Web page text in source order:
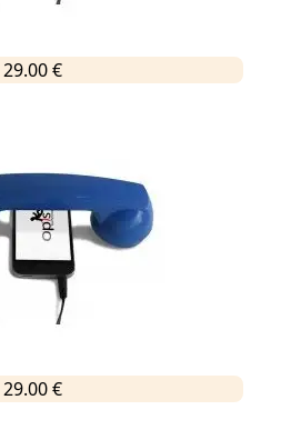
29.00 €
29.00 €